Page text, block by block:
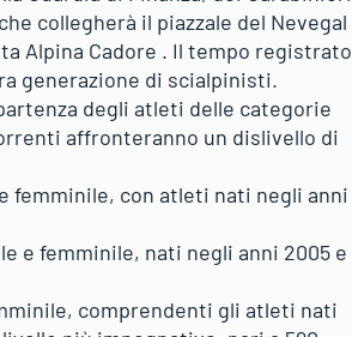
collegherà il piazzale del Nevegal
Alpina Cadore . Il tempo registrato
generazione di scialpinisti.
degli atleti delle categorie
affronteranno un dislivello di
femminile, con atleti nati negli anni
e femminile, nati negli anni 2005 e
comprendenti gli atleti nati